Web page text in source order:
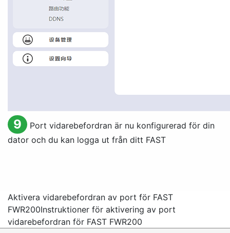
9
Port vidarebefordran är nu konfigurerad för din
dator och du kan logga ut från ditt FAST
Aktivera vidarebefordran av port för FAST
FWR200Instruktioner för aktivering av port
vidarebefordran för FAST FWR200